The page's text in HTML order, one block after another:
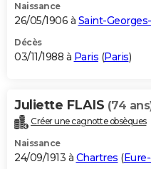
Naissance
26/05/1906 à Saint-
Décès
03/11/1988 à Paris (Paris)
Juliette FLAIS (74
Créer une cagnotte obsèques
Naissance
24/09/1913 à Chartres (